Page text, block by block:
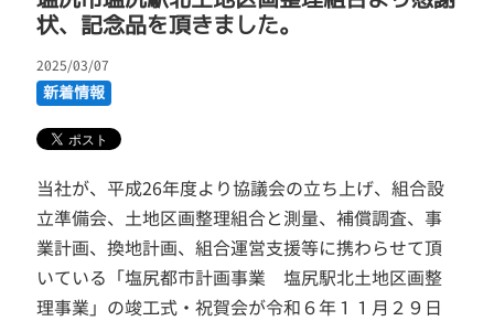
状、記念品を頂きました。
2025/03/07
新着情報
当社が、平成26年度より協議会の立ち上げ、組合設
立準備会、土地区画整理組合と測量、補償調査、事
業計画、換地計画、組合運営支援等に携わらせて頂
いている「塩尻都市計画事業 塩尻駅北土地区画整
理事業」の竣工式・祝賀会が令和６年１１月２９日